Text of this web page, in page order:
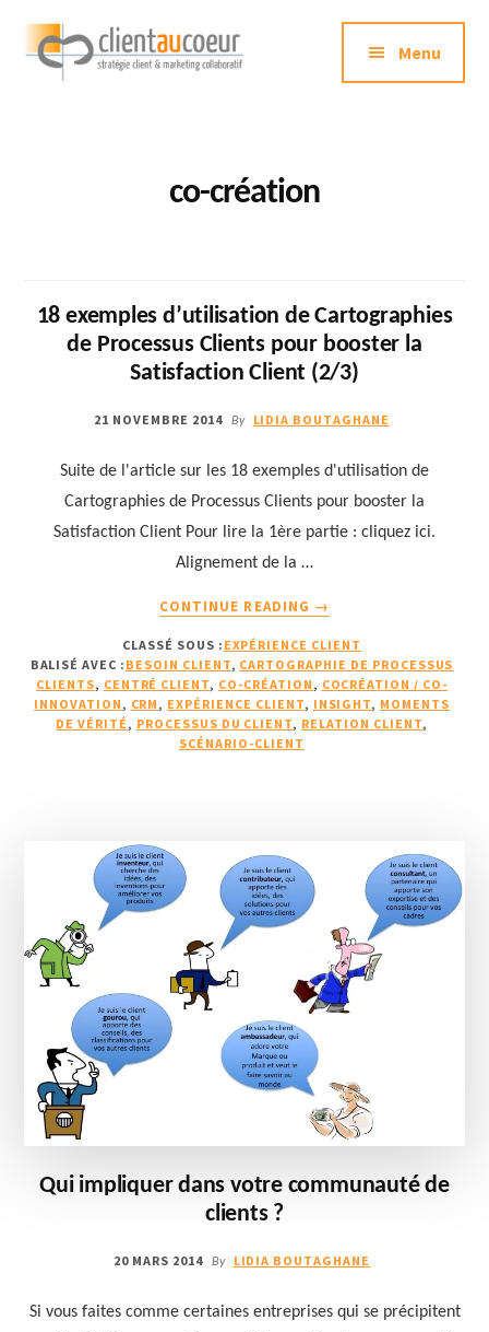
contenu
Additional
menu
Menu
co-création
18 exemples d’utilisation de Cartographies
de Processus Clients pour booster la
Satisfaction Client (2/3)
21 NOVEMBRE 2014 By LIDIA BOUTAGHANE
Suite de l'article sur les 18 exemples d'utilisation de
Cartographies de Processus Clients pour booster la
Satisfaction Client Pour lire la 1ère partie : cliquez ici.
Alignement de la …
CONTINUE READING
EXEMPLES
D’UTILISATION
DE
CARTOGRAPHIES
SATISFACTION
(2/3)
→
CLASSÉ SOUS : EXPÉRIENCE CLIENT
BALISÉ AVEC : BESOIN CLIENT, CARTOGRAPHIE DE PROCESSUS
CLIENTS, CENTRÉ CLIENT, CO-CRÉATION , COCRÉATION / CO-
INNOVATION , CRM , EXPÉRIENCE CLIENT, INSIGHT, MOMENTS
DE VÉRITÉ , PROCESSUS DU CLIENT, RELATION CLIENT,
SCÉNARIO-CLIENT
Qui impliquer dans votre communauté de
clients ?
20 MARS 2014 By LIDIA BOUTAGHANE
Si vous faites comme certaines entreprises qui se précipitent